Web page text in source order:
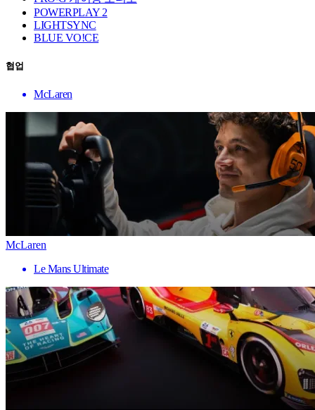
POWERPLAY 2
LIGHTSYNC
BLUE VO!CE
협업
McLaren
McLaren
Le Mans Ultimate